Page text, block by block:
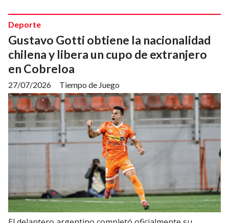
Gustavo Gotti obtiene la nacionalidad
chilena y libera un cupo de extranjero
en Cobreloa
Tiempo de Juego
Deporte
27/07/2026